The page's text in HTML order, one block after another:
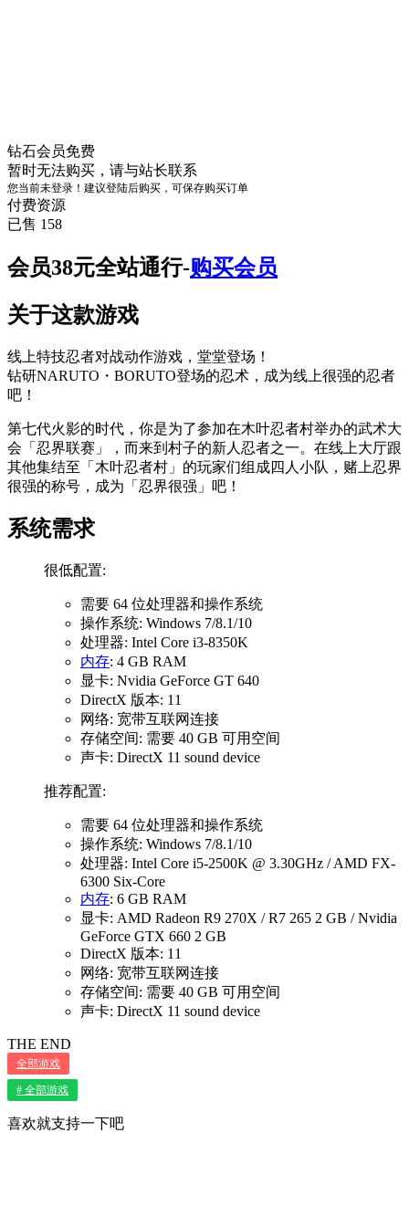
钻石会员免费
暂时无法购买，请与站长联系
您当前未登录！建议登陆后购买，可保存购买订单
付费资源
已售 158
会员38元全站通行-购买会员
关于这款游戏
线上特技忍者对战动作游戏，堂堂登场！
钻研NARUTO・BORUTO登场的忍术，成为线上很强的忍者
吧！
第七代火影的时代，你是为了参加在木叶忍者村举办的武术大
会「忍界联赛」，而来到村子的新人忍者之一。在线上大厅跟
其他集结至「木叶忍者村」的玩家们组成四人小队，赌上忍界
很强的称号，成为「忍界很强」吧！
系统需求
很低配置:
需要 64 位处理器和操作系统
操作系统: Windows 7/8.1/10
处理器: Intel Core i3-8350K
内存: 4 GB RAM
显卡: Nvidia GeForce GT 640
DirectX 版本: 11
网络: 宽带互联网连接
存储空间: 需要 40 GB 可用空间
声卡: DirectX 11 sound device
推荐配置:
需要 64 位处理器和操作系统
操作系统: Windows 7/8.1/10
处理器: Intel Core i5-2500K @ 3.30GHz / AMD FX-
6300 Six-Core
内存: 6 GB RAM
显卡: AMD Radeon R9 270X / R7 265 2 GB / Nvidia
GeForce GTX 660 2 GB
DirectX 版本: 11
网络: 宽带互联网连接
存储空间: 需要 40 GB 可用空间
声卡: DirectX 11 sound device
THE END
全部游戏
# 全部游戏
喜欢就支持一下吧